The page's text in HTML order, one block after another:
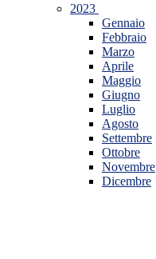
2023
Gennaio
Febbraio
Marzo
Aprile
Maggio
Giugno
Luglio
Agosto
Settembre
Ottobre
Novembre
Dicembre